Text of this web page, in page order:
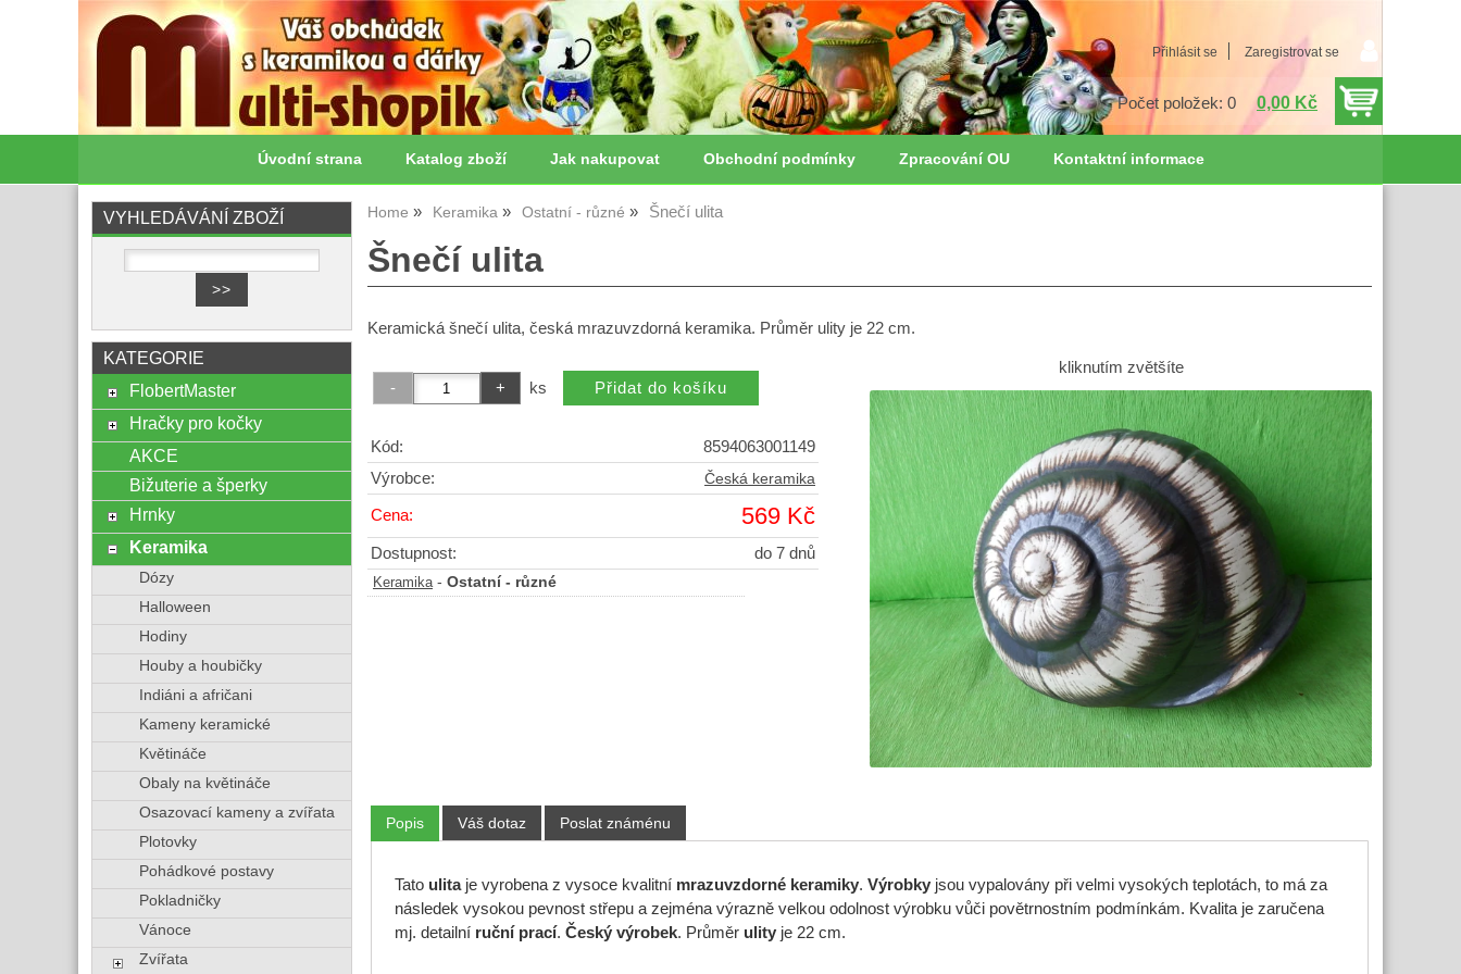
Přihlásit se Zaregistrovat se
Počet položek: 0 0,00 Kč
Úvodní strana Katalog zboží Jak nakupovat Obchodní podmínky Zpracování OU Kontaktní informace
Home Keramika Ostatní - různé Šnečí ulita
Šnečí ulita
Keramická šnečí ulita, česká mrazuvzdorná keramika. Průměr ulity je 22 cm.
kliknutím zvětšíte
ks
Kód:
8594063001149
Výrobce:
Česká keramika
Cena: 569 Kč
Dostupnost: do 7 dnů
Keramika - Ostatní - různé
Popis Váš dotaz Poslat známénu
Tatoulita je vyrobena z vysoce kvalitnímrazuvzdorné keramiky. Výrobkyjsou vypalovány při velmi vysokých teplotách, to má za
následek vysokou pevnost střepu a zejména výrazně velkou odolnost výrobku vůči povětrnostním podmínkám. Kvalita je zaručena
mj. detailní ruční prací. Český výrobek. Průměrulityje 22 cm.
VYHLEDÁVÁNÍ ZBOŽÍ
KATEGORIE
FlobertMaster
Hračky pro kočky
AKCE
Bižuterie a šperky
Hrnky
Keramika
Dózy
Halloween
Hodiny
Houby a houbičky
Indiáni a afričani
Kameny keramické
Květináče
Obaly na květináče
Osazovací kameny a zvířata
Plotovky
Pohádkové postavy
Pokladničky
Vánoce
Zvířata